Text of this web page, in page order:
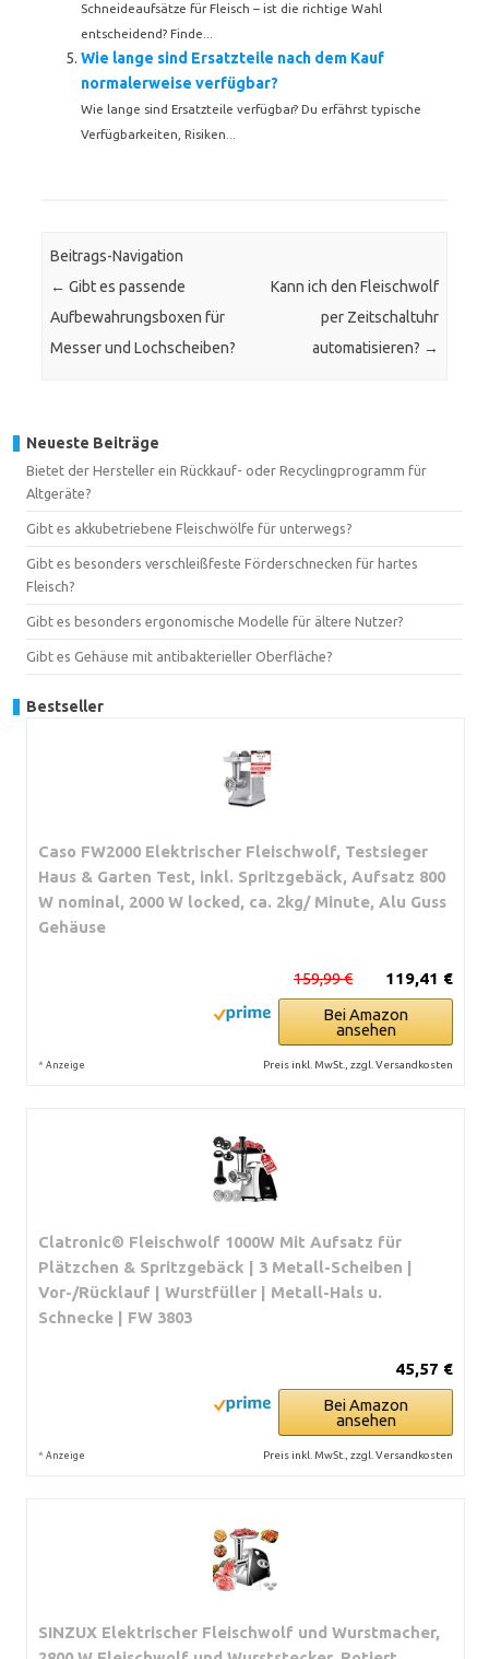
Schneideaufsätze für Fleisch – ist die richtige Wahl
entscheidend? Finde...
Wie lange sind Ersatzteile nach dem Kauf
normalerweise verfügbar?
Wie lange sind Ersatzteile verfügbar? Du erfährst typische
Verfügbarkeiten, Risiken...
Beitrags-Navigation
← Gibt es passende
Aufbewahrungsboxen für
Messer und Lochscheiben?
Kann ich den Fleischwolf
per Zeitschaltuhr
automatisieren? →
Neueste Beiträge
Bietet der Hersteller ein Rückkauf- oder Recyclingprogramm für
Altgeräte?
Gibt es akkubetriebene Fleischwölfe für unterwegs?
Gibt es besonders verschleißfeste Förderschnecken für hartes
Fleisch?
Gibt es besonders ergonomische Modelle für ältere Nutzer?
Gibt es Gehäuse mit antibakterieller Oberfläche?
Bestseller
Caso FW2000 Elektrischer Fleischwolf, Testsieger
Haus & Garten Test, inkl. Spritzgebäck, Aufsatz 800
W nominal, 2000 W locked, ca. 2kg/ Minute, Alu Guss
Gehäuse
119,41 €
159,99 €
Bei Amazon
ansehen
* Anzeige Preis inkl. MwSt., zzgl. Versandkosten
Clatronic® Fleischwolf 1000W Mit Aufsatz für
Plätzchen & Spritzgebäck | 3 Metall-Scheiben |
Vor-/Rücklauf | Wurstfüller | Metall-Hals u.
Schnecke | FW 3803
45,57 €
Bei Amazon
ansehen
* Anzeige Preis inkl. MwSt., zzgl. Versandkosten
SINZUX Elektrischer Fleischwolf und Wurstmacher,